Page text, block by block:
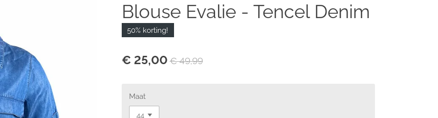
Blouse Evalie - Tencel Denim
50% korting!
€ 25,00 € 49,99
Maat